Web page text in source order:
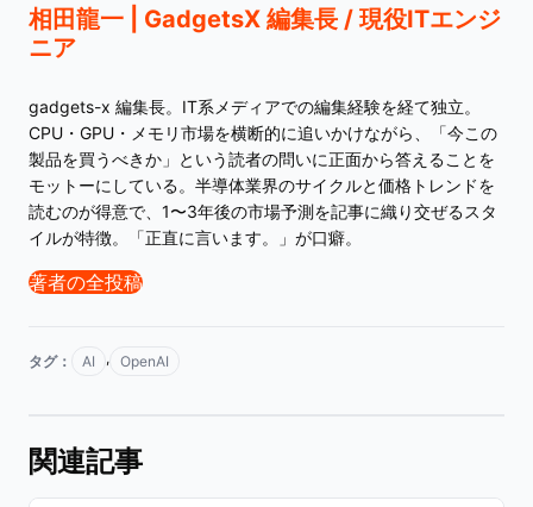
相田龍一 | GadgetsX 編集長 / 現役ITエンジ
ニア
gadgets-x 編集長。IT系メディアでの編集経験を経て独立。
CPU・GPU・メモリ市場を横断的に追いかけながら、「今この
製品を買うべきか」という読者の問いに正面から答えることを
モットーにしている。半導体業界のサイクルと価格トレンドを
読むのが得意で、1〜3年後の市場予測を記事に織り交ぜるスタ
イルが特徴。「正直に言います。」が口癖。
著者の全投稿
タグ： AI , OpenAI
関連記事